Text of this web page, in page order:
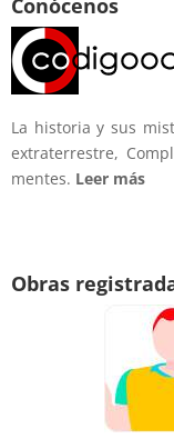
Conócenos
La historia y sus
extraterrestre,
mentes. Leer más
Obras